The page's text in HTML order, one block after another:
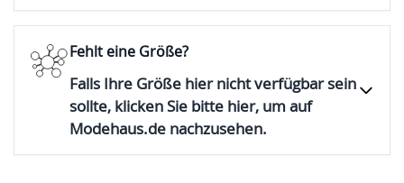
Fehlt eine Größe?
Falls Ihre Größe hier nicht verfügbar sein
sollte, klicken Sie bitte hier, um auf
Modehaus.de nachzusehen.